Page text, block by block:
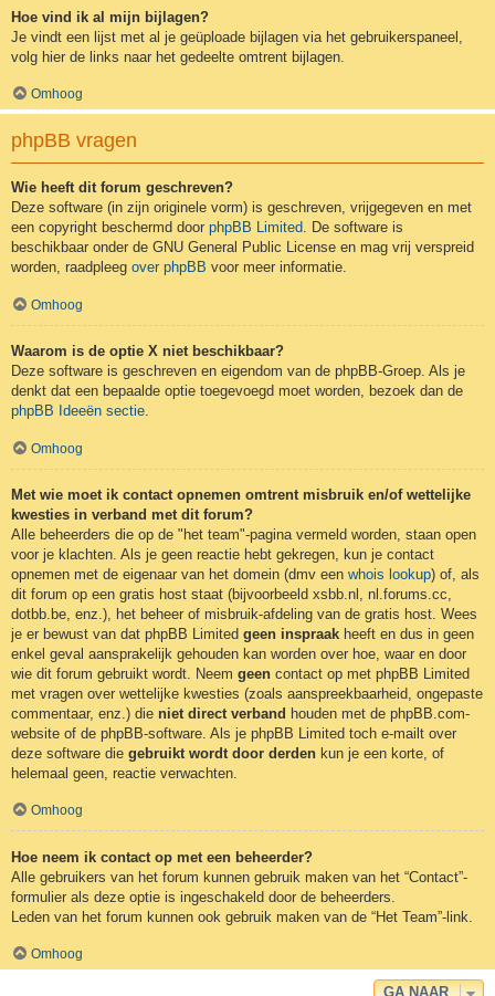
Hoe vind ik al mijn bijlagen?
Je vindt een lijst met al je geüploade bijlagen via het gebruikerspaneel,
volg hier de links naar het gedeelte omtrent bijlagen.
Omhoog
phpBB vragen
Wie heeft dit forum geschreven?
Deze software (in zijn originele vorm) is geschreven, vrijgegeven en met
een copyright beschermd door phpBB Limited. De software is
beschikbaar onder de GNU General Public License en mag vrij verspreid
worden, raadpleeg over phpBB voor meer informatie.
Omhoog
Waarom is de optie X niet beschikbaar?
Deze software is geschreven en eigendom van de phpBB-Groep. Als je
denkt dat een bepaalde optie toegevoegd moet worden, bezoek dan de
phpBB Ideeën sectie.
Omhoog
Met wie moet ik contact opnemen omtrent misbruik en/of wettelijke
kwesties in verband met dit forum?
Alle beheerders die op de "het team"-pagina vermeld worden, staan open
voor je klachten. Als je geen reactie hebt gekregen, kun je contact
opnemen met de eigenaar van het domein (dmv een whois lookup) of, als
dit forum op een gratis host staat (bijvoorbeeld xsbb.nl, nl.forums.cc,
dotbb.be, enz.), het beheer of misbruik-afdeling van de gratis host. Wees
je er bewust van dat phpBB Limited geen inspraak heeft en dus in geen
enkel geval aansprakelijk gehouden kan worden over hoe, waar en door
wie dit forum gebruikt wordt. Neem geen contact op met phpBB Limited
met vragen over wettelijke kwesties (zoals aanspreekbaarheid, ongepaste
commentaar, enz.) die niet direct verband houden met de phpBB.com-
website of de phpBB-software. Als je phpBB Limited toch e-mailt over
deze software die gebruikt wordt door derden kun je een korte, of
helemaal geen, reactie verwachten.
Omhoog
Hoe neem ik contact op met een beheerder?
Alle gebruikers van het forum kunnen gebruik maken van het “Contact”-
formulier als deze optie is ingeschakeld door de beheerders.
Leden van het forum kunnen ook gebruik maken van de “Het Team”-link.
Omhoog
GA NAAR